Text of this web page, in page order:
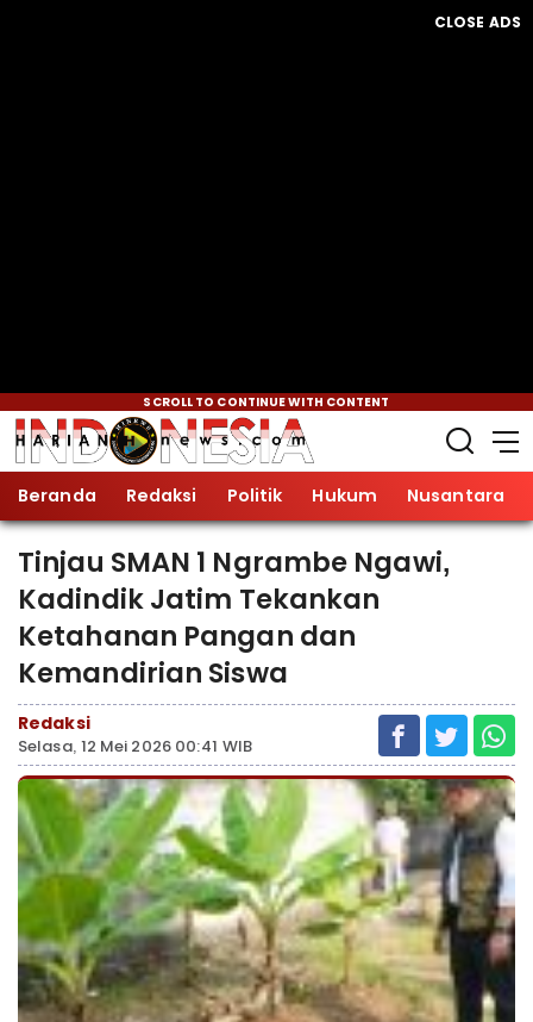
CLOSE ADS
SCROLL TO CONTINUE WITH CONTENT
Beranda Redaksi Politik Hukum Nusantara
Tinjau SMAN 1 Ngrambe Ngawi,
Kadindik Jatim Tekankan
Ketahanan Pangan dan
Kemandirian Siswa
Redaksi
Selasa, 12 Mei 2026 00:41 WIB